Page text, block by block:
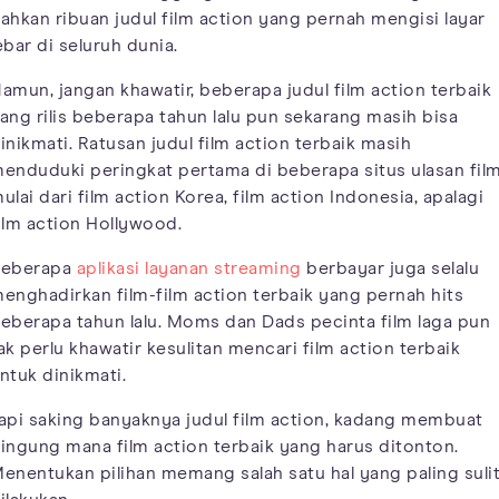
ribuan judul film action yang pernah mengisi layar
di seluruh dunia.
jangan khawatir, beberapa judul film action terbaik
rilis beberapa tahun lalu pun sekarang masih bisa
Ratusan judul film action terbaik masih
peringkat pertama di beberapa situs ulasan
dari film action Korea, film action Indonesia, apalagi
action Hollywood.
aplikasi layanan streaming berbayar juga selalu
film-film action terbaik yang pernah hits
tahun lalu. Moms dan Dads pecinta film laga pun
perlu khawatir kesulitan mencari film action terbaik
dinikmati.
saking banyaknya judul film action, kadang membuat
mana film action terbaik yang harus ditonton.
pilihan memang salah satu hal yang paling sulit